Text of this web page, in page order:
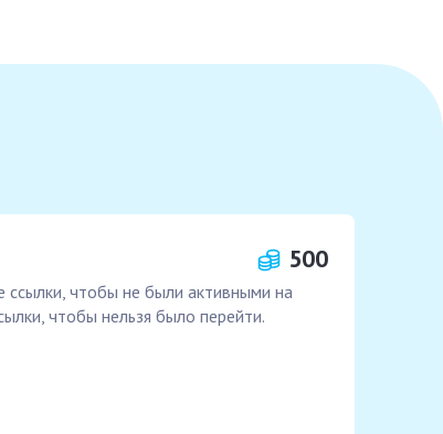
500
ссылки, чтобы не были активными на
чтобы нельзя было перейти.